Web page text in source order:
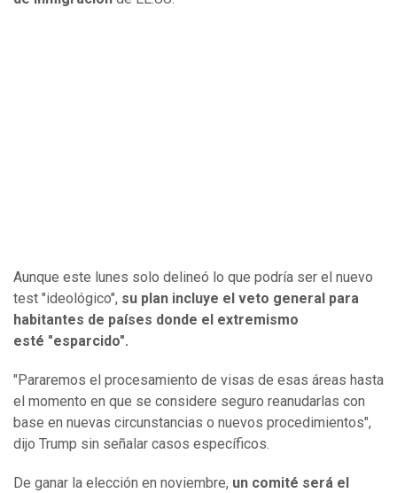
Aunque este lunes solo delineó lo que podría ser el nuevo
test "ideológico", su plan incluye el veto general para
habitantes de países donde el extremismo
esté "esparcido".
"Pararemos el procesamiento de visas de esas áreas hasta
el momento en que se considere seguro reanudarlas con
base en nuevas circunstancias o nuevos procedimientos",
dijo Trump sin señalar casos específicos.
De ganar la elección en noviembre, un comité será el